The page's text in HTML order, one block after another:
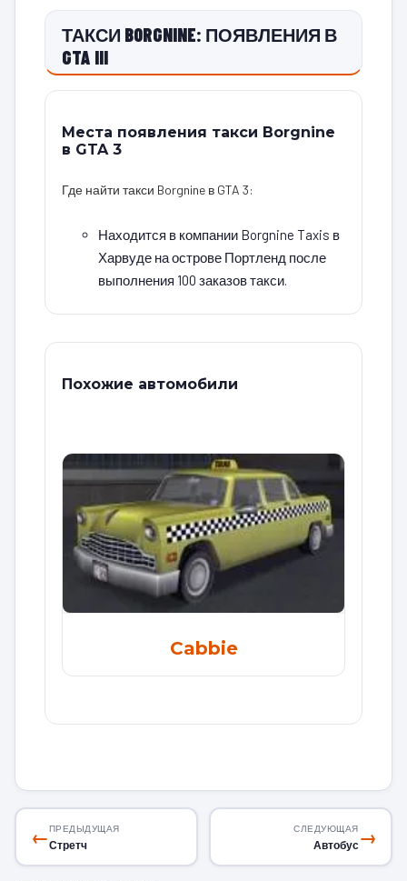
ТАКСИ BORGNINE: ПОЯВЛЕНИЯ В
GTA III
Места появления такси Borgnine
в GTA 3
Где найти такси Borgnine в GTA 3:
Находится в компании Borgnine Taxis в
Харвуде на острове Портленд после
выполнения 100 заказов такси.
Похожие автомобили
Cabbie
←ПРЕДЫДУЩАЯ
Стретч →
СЛЕДУЮЩАЯ
Автобус